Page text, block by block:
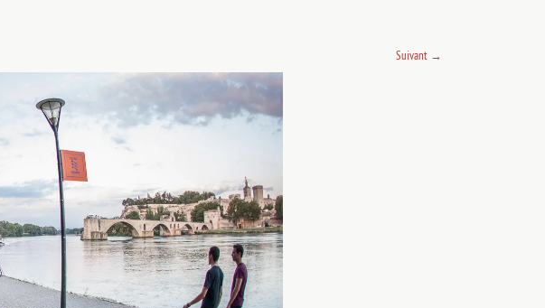
Suivant →